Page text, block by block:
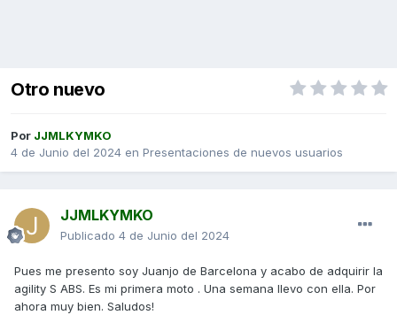
Otro nuevo
Por JJMLKYMKO
4 de Junio del 2024 en Presentaciones de nuevos usuarios
JJMLKYMKO
Publicado 4 de Junio del 2024
Pues me presento soy Juanjo de Barcelona y acabo de adquirir la
agility S ABS. Es mi primera moto . Una semana llevo con ella. Por
ahora muy bien. Saludos!